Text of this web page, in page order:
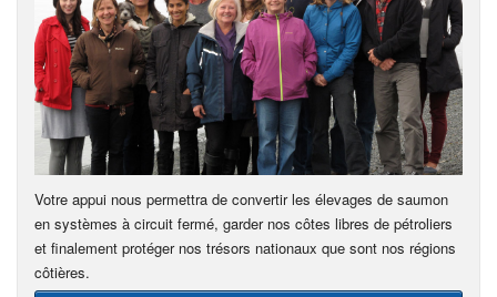
Votre appui nous permettra de convertir les élevages de saumon
en systèmes à circuit fermé, garder nos côtes libres de pétroliers
et finalement protéger nos trésors nationaux que sont nos régions
côtières.